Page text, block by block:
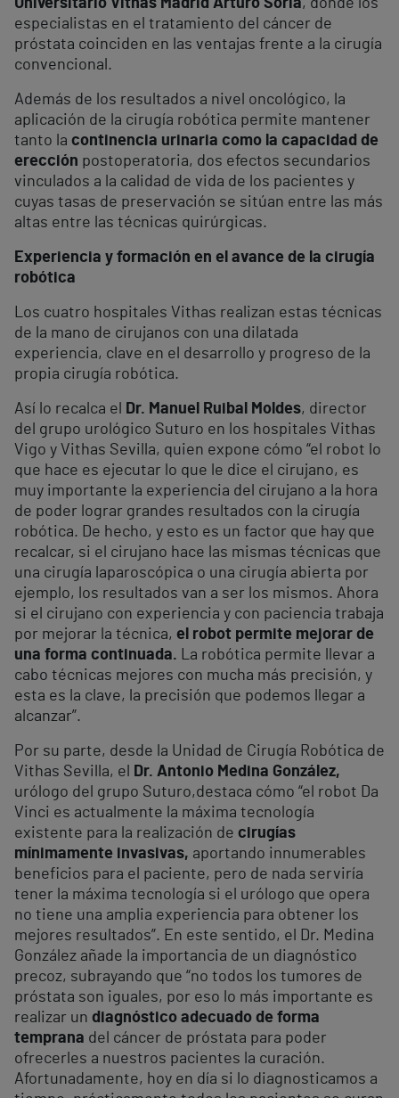
Universitario Vithas Madrid Arturo Soria, donde los
especialistas en el tratamiento del cáncer de
próstata coinciden en las ventajas frente a la cirugía
convencional.
Además de los resultados a nivel oncológico, la
aplicación de la cirugía robótica permite mantener
tanto la continencia urinaria como la capacidad de
erección postoperatoria, dos efectos secundarios
vinculados a la calidad de vida de los pacientes y
cuyas tasas de preservación se sitúan entre las más
altas entre las técnicas quirúrgicas.
Experiencia y formación en el avance de la cirugía
robótica
Los cuatro hospitales Vithas realizan estas técnicas
de la mano de cirujanos con una dilatada
experiencia, clave en el desarrollo y progreso de la
propia cirugía robótica.
Así lo recalca el Dr. Manuel Ruibal Moldes, director
del grupo urológico Suturo en los hospitales Vithas
Vigo y Vithas Sevilla, quien expone cómo “el robot lo
que hace es ejecutar lo que le dice el cirujano, es
muy importante la experiencia del cirujano a la hora
de poder lograr grandes resultados con la cirugía
robótica. De hecho, y esto es un factor que hay que
recalcar, si el cirujano hace las mismas técnicas que
una cirugía laparoscópica o una cirugía abierta por
ejemplo, los resultados van a ser los mismos. Ahora
si el cirujano con experiencia y con paciencia trabaja
por mejorar la técnica, el robot permite mejorar de
una forma continuada. La robótica permite llevar a
cabo técnicas mejores con mucha más precisión, y
esta es la clave, la precisión que podemos llegar a
alcanzar”.
Por su parte, desde la Unidad de Cirugía Robótica de
Vithas Sevilla, el
Dr. Antonio Medina González,
urólogo del grupo Suturo,destaca cómo “el robot Da
Vinci es actualmente la máxima tecnología
existente para la realización de cirugías
mínimamente invasivas, aportando innumerables
beneficios para el paciente, pero de nada serviría
tener la máxima tecnología si el urólogo que opera
no tiene una amplia experiencia para obtener los
mejores resultados”. En este sentido, el Dr. Medina
González añade la importancia de un diagnóstico
precoz, subrayando que “no todos los tumores de
próstata son iguales, por eso lo más importante es
realizar un diagnóstico adecuado de forma
temprana del cáncer de próstata para poder
ofrecerles a nuestros pacientes la curación.
Afortunadamente, hoy en día si lo diagnosticamos a